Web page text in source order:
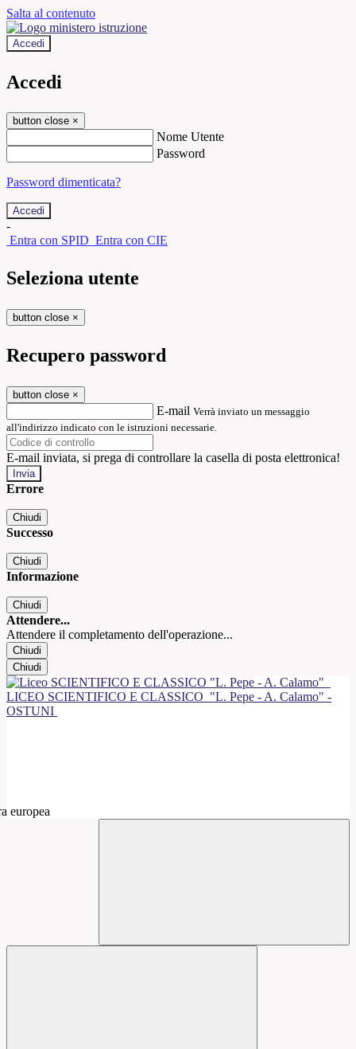
Salta al contenuto
Accedi
Accedi
button close ×
Nome Utente
Password
Password dimenticata?
-
Entra con SPID Entra con CIE
Seleziona utente
button close ×
Recupero password
button close ×
E-mail Verrà inviato un messaggio
all'indirizzo indicato con le istruzioni necessarie.
E-mail inviata, si prega di controllare la casella di posta elettronica!
Errore
Chiudi
Successo
Chiudi
Informazione
Chiudi
Attendere...
Attendere il completamento dell'operazione...
Chiudi
Chiudi
LICEO SCIENTIFICO E CLASSICO "L. Pepe - A. Calamo" -
OSTUNI